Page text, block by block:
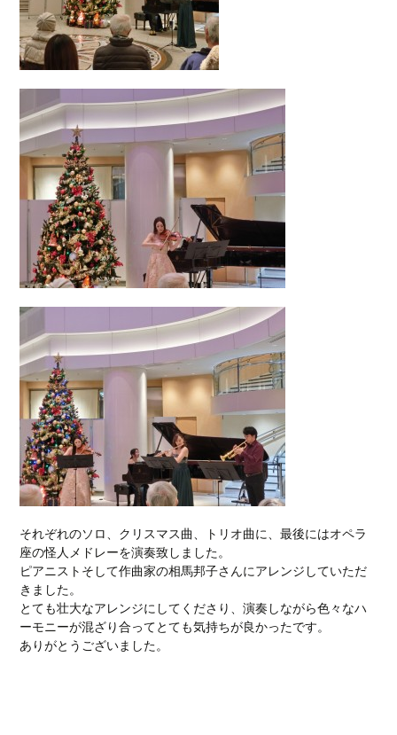
それぞれのソロ、クリスマス曲、トリオ曲に、最後にはオペラ
座の怪人メドレーを演奏致しました。
ピアニストそして作曲家の相馬邦子さんにアレンジしていただ
きました。
とても壮大なアレンジにしてくださり、演奏しながら色々なハ
ーモニーが混ざり合ってとても気持ちが良かったです。
ありがとうございました。